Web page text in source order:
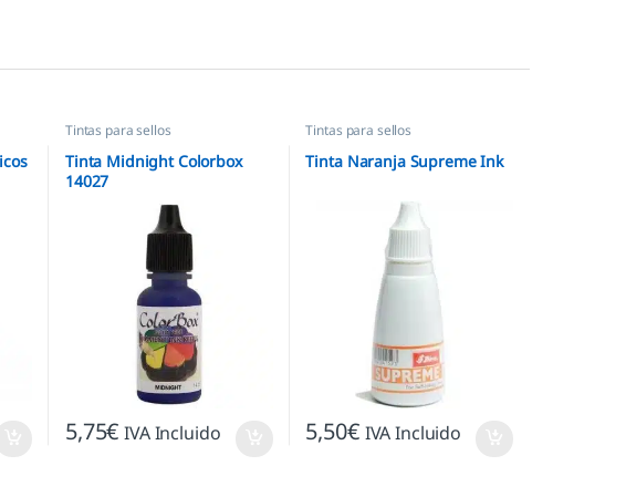
Tintas para sellos
Tinta Midnight Colorbox
14027
5,75€ IVA Incluido
Tintas para sellos
Tinta Naranja Supreme Ink
5,50€ IVA Incluido